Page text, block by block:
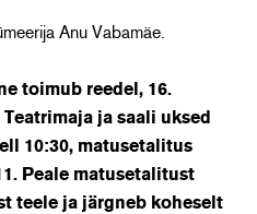
Anu Vabamäe.
toimub reedel, 16.
ja saali uksed
10:30, matusetalitus
Peale matusetalitust
teele ja järgneb koheselt